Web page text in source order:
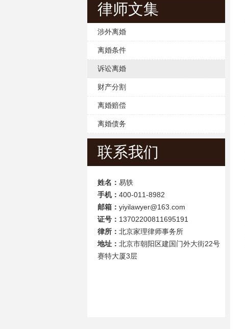
律师文集
涉外离婚
离婚条件
诉讼离婚
财产分割
离婚赔偿
离婚债务
联系我们
姓名： 易轶
手机： 400-011-8982
邮箱： yiyilawyer@163.com
证号： 13702200811695191
律所： 北京家理律师事务所
地址： 北京市朝阳区建国门外大街22号
赛特大厦3层